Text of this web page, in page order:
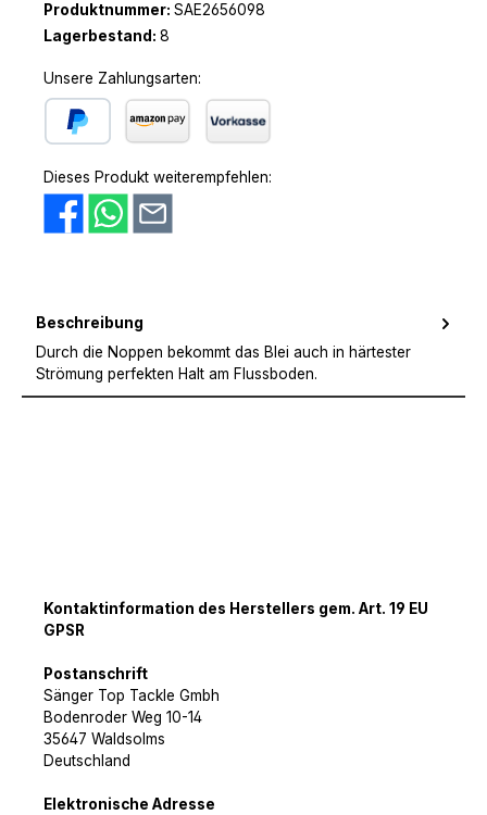
Produktnummer: SAE2656098
Lagerbestand: 8
Unsere Zahlungsarten:
Dieses Produkt weiterempfehlen:
Beschreibung
Durch die Noppen bekommt das Blei auch in härtester
Strömung perfekten Halt am Flussboden.
Kontaktinformation des Herstellers gem. Art. 19 EU
GPSR
Postanschrift
Sänger Top Tackle Gmbh
Bodenroder Weg 10-14
35647 Waldsolms
Deutschland
Elektronische Adresse